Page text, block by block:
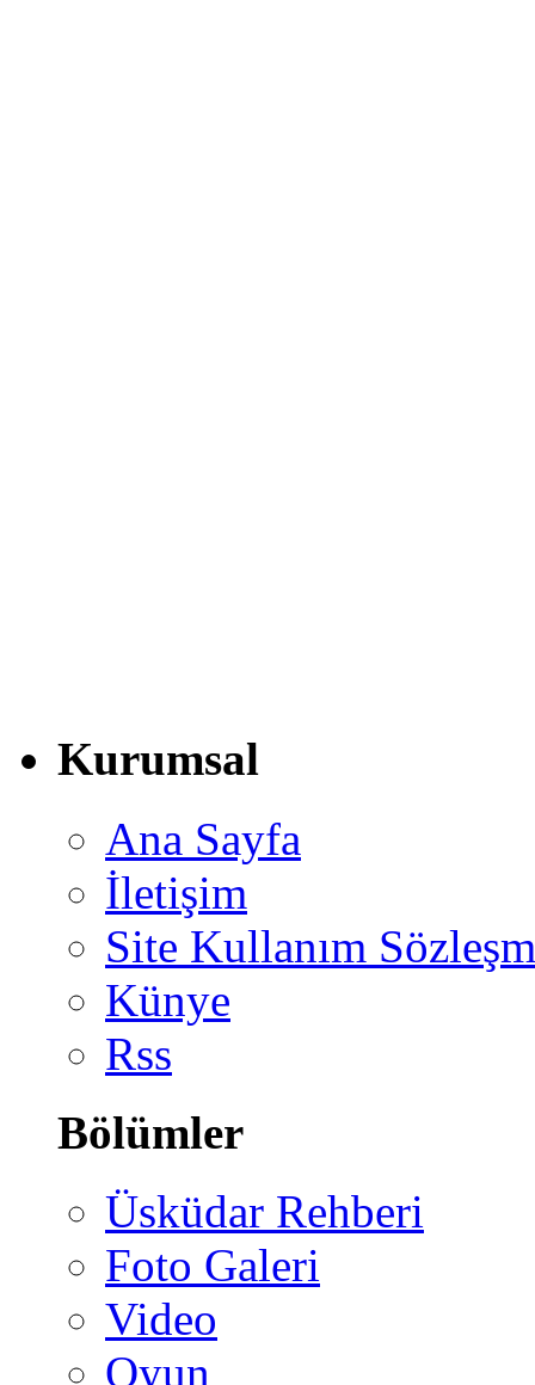
Kurumsal
Ana Sayfa
İletişim
Site Kullanım
Künye
Rss
Bölümler
Üsküdar Rehberi
Foto Galeri
Video
Oyun